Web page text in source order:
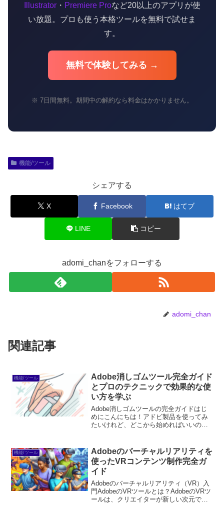
Illustrator・ Premiere Proなど20以上のアプリが使
い放題。プロも使う本格ツールを無料で試せま
す。
無料で体験してみる →
※ 7日間無料。期間中の解約なら料金はかかりません。
機能/ツール
シェアする
X Facebook はてブ
LINE コピー
adomi_chanをフォローする
adomi_chan
関連記事
機能/ツール
Adobe消しゴムツール完全ガイド
とプロのテクニックで効果的な使
い方を学ぶ
Adobe消しゴムツールの完全ガイドはじ
めにこんにちは！アドビ製品を使ってみ
たいけれど、どこから始めればいいのか
立つツールです。この記事では、消しゴ
ムツールの基本から応...
機能/ツール
Adobeのバーチャルリアリティを
使ったVRコンテンツ制作完全ガ
イド
Adobeのバーチャルリアリティ（VR）入
門AdobeのVRツールとは？AdobeのVRツ
ールは、クリエイターが新しい次元でコ